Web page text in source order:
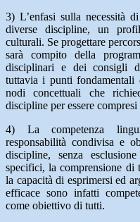
3) L’enfasi sulla necessità
diverse discipline, un
culturali. Se progettare
sarà compito della
disciplinari e dei consigli
tuttavia i punti
nodi concettuali che
discipline per essere
4) La competenza
responsabilità condivisa e
discipline, senza
specifici, la comprensione di
la capacità di esprimersi ed
efficace sono infatti
come obiettivo di tutti.